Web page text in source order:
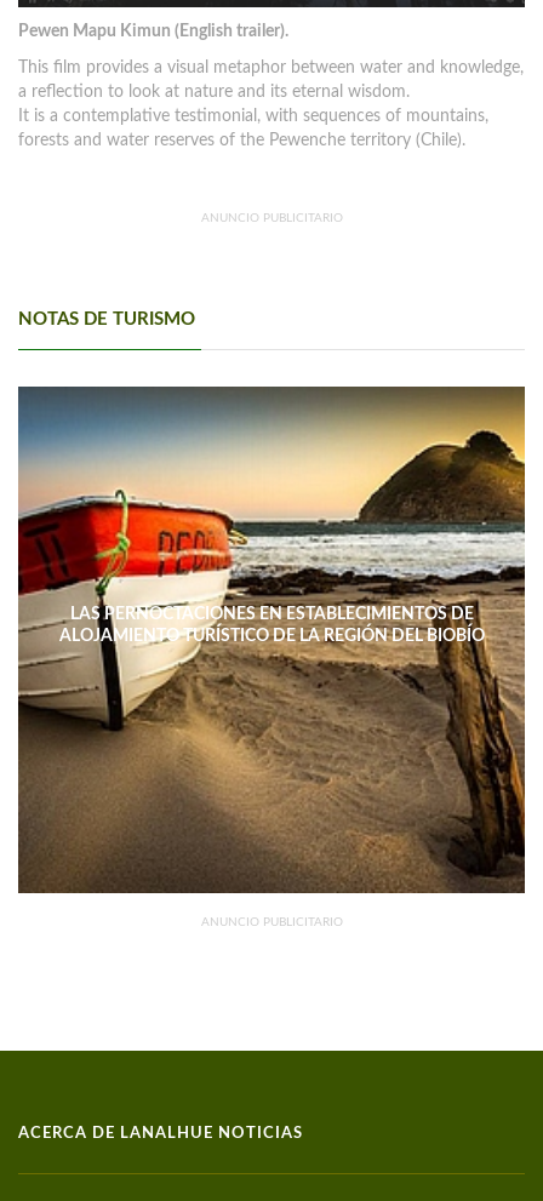
Pewen Mapu Kimun (English trailer).
This film provides a visual metaphor between water and knowledge,
a reflection to look at nature and its eternal wisdom.
It is a contemplative testimonial, with sequences of mountains,
forests and water reserves of the Pewenche territory (Chile).
ANUNCIO PUBLICITARIO
NOTAS DE TURISMO
LAS PERNOCTACIONES EN ESTABLECIMIENTOS DE
ALOJAMIENTO TURÍSTICO DE LA REGIÓN DEL BIOBÍO
DISMINUYERON 15,4% INTERANUAL
ANUNCIO PUBLICITARIO
ACERCA DE LANALHUE NOTICIAS